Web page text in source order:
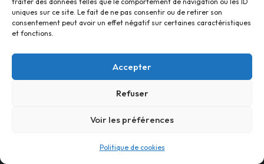
uniques sur ce site. Le fait de ne pas consentir ou de retirer son
consentement peut avoir un effet négatif sur certaines caractéristiques
et fonctions.
Accepter
Refuser
Voir les préférences
Politique de cookies
Contact
Site réalisé parSBCTech